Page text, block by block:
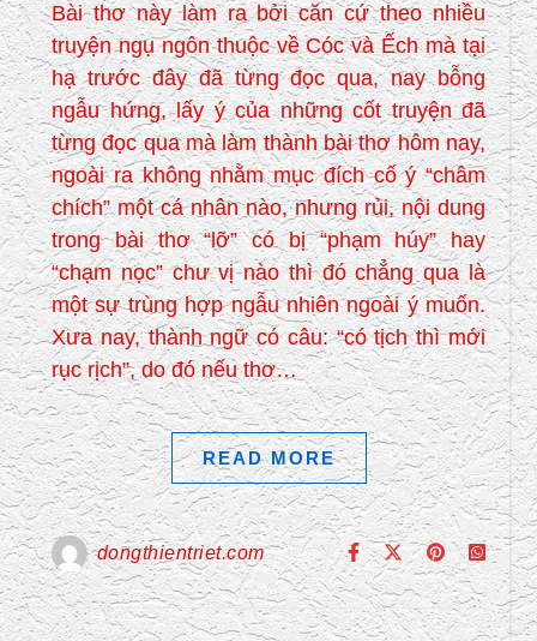
Bài thơ này làm ra bởi căn cứ theo nhiều
truyện ngụ ngôn thuộc về Cóc và Ếch mà tại
hạ trước đây đã từng đọc qua, nay bỗng
ngẫu hứng, lấy ý của những cốt truyện đã
từng đọc qua mà làm thành bài thơ hôm nay,
ngoài ra không nhằm mục đích cố ý “châm
chích” một cá nhân nào, nhưng rủi, nội dung
trong bài thơ “lỡ” có bị “phạm húy” hay
“chạm nọc” chư vị nào thì đó chẳng qua là
một sự trùng hợp ngẫu nhiên ngoài ý muốn.
Xưa nay, thành ngữ có câu: “có tịch thì mới
rục rịch”, do đó nếu thơ…
READ MORE
dongthientriet.com